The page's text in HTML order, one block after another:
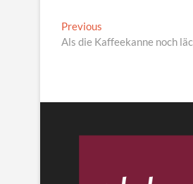
Previous
post:
Als die Kaffeekanne noch